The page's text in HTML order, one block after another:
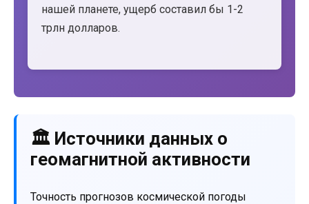
нашей планете, ущерб составил бы 1-2
трлн долларов.
🏛️ Источники данных о
геомагнитной активности
Точность прогнозов космической погоды